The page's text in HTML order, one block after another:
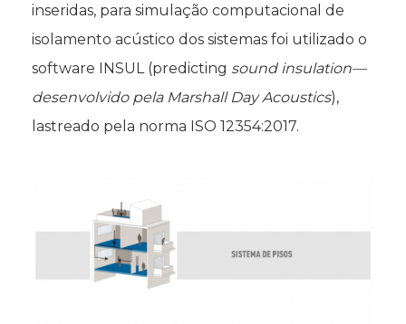
inseridas, para simulação computacional de
isolamento acústico dos sistemas foi utilizado o
software INSUL (predicting sound insulation—
desenvolvido pela Marshall Day Acoustics),
lastreado pela norma ISO 12354:2017.